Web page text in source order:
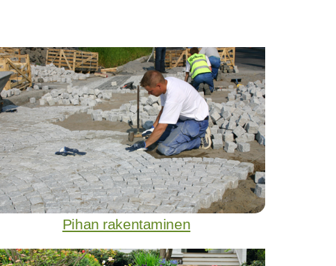
Pihan rakentaminen